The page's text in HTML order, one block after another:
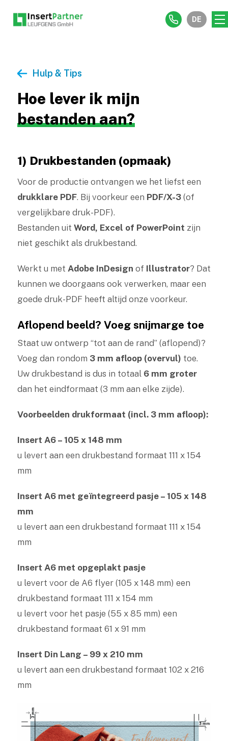
DE
Hulp & Tips
Hoe lever ik mijn
bestanden aan?
1) Drukbestanden (opmaak)
Voor de productie ontvangen we het liefst een
drukklare PDF. Bij voorkeur een PDF/X-3(of
vergelijkbare druk-PDF).
Bestanden uit Word, Excel of PowerPoint zijn
niet geschikt als drukbestand.
Werkt u met Adobe InDesign of Illustrator? Dat
kunnen we doorgaans ook verwerken, maar een
goede druk-PDF heeft altijd onze voorkeur.
Aflopend beeld? Voeg snijmarge toe
Staat uw ontwerp “tot aan de rand” (aflopend)?
Voeg dan rondom 3 mm afloop (overvul) toe.
Uw drukbestand is dus in totaal 6 mm groter
dan het eindformaat (3 mm aan elke zijde).
Voorbeelden drukformaat (incl. 3 mm afloop):
Insert A6 – 105 x 148 mm
u levert aan een drukbestand formaat 111 x 154
mm
Insert A6 met geïntegreerd pasje – 105 x 148
mm
u levert aan een drukbestand formaat 111 x 154
mm
Insert A6 met opgeplakt pasje
u levert voor de A6 flyer (105 x 148 mm) een
drukbestand formaat 111 x 154 mm
u levert voor het pasje (55 x 85 mm) een
drukbestand formaat 61 x 91 mm
Insert Din Lang – 99 x 210 mm
u levert aan een drukbestand formaat 102 x 216
mm